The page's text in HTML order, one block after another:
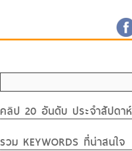
คลิป 20 อันดับ ประจำสัปดาห์
รวม KEYWORDS ที่น่าสนใจ